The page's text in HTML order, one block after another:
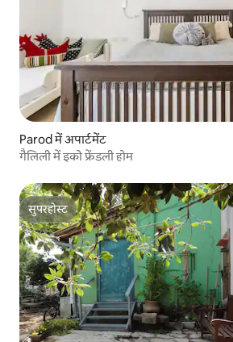
Parod में अपार्टमेंट
गैलिली में इको फ्रेंडली होम
सुपरहोस्ट
सुपरहोस्ट